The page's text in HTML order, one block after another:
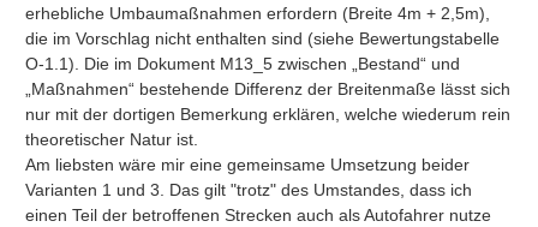
erhebliche Umbaumaßnahmen erfordern (Breite 4m + 2,5m),
die im Vorschlag nicht enthalten sind (siehe Bewertungstabelle
O-1.1). Die im Dokument M13_5 zwischen „Bestand“ und
„Maßnahmen“ bestehende Differenz der Breitenmaße lässt sich
nur mit der dortigen Bemerkung erklären, welche wiederum rein
theoretischer Natur ist.
Am liebsten wäre mir eine gemeinsame Umsetzung beider
Varianten 1 und 3. Das gilt "trotz" des Umstandes, dass ich
einen Teil der betroffenen Strecken auch als Autofahrer nutze